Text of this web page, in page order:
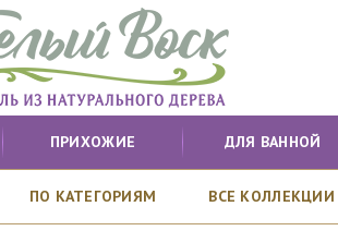
ПРИХОЖИЕ ДЛЯ ВАННОЙ
ПО КАТЕГОРИЯМ ВСЕ КОЛЛЕКЦИИ